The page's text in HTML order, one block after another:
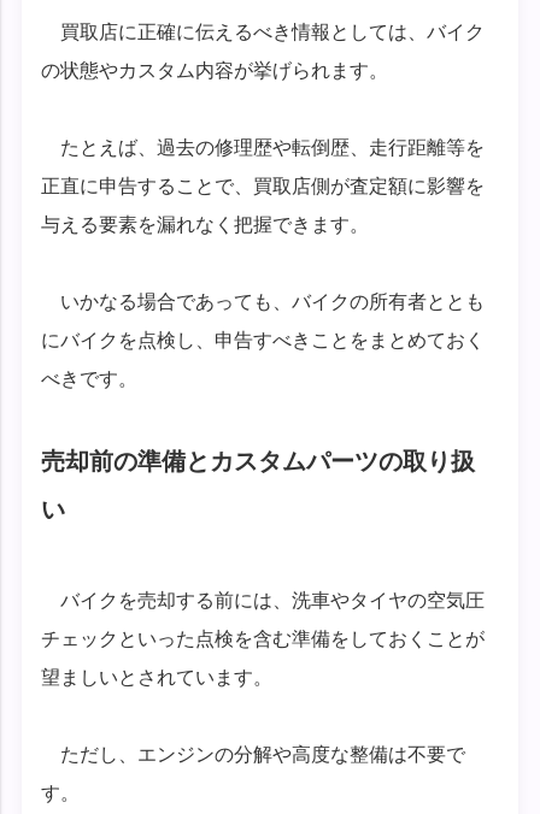
買取店に正確に伝えるべき情報としては、バイク
の状態やカスタム内容が挙げられます。
たとえば、過去の修理歴や転倒歴、走行距離等を
正直に申告することで、買取店側が査定額に影響を
与える要素を漏れなく把握できます。
いかなる場合であっても、バイクの所有者ととも
にバイクを点検し、申告すべきことをまとめておく
べきです。
売却前の準備とカスタムパーツの取り扱
い
バイクを売却する前には、洗車やタイヤの空気圧
チェックといった点検を含む準備をしておくことが
望ましいとされています。
ただし、エンジンの分解や高度な整備は不要で
す。